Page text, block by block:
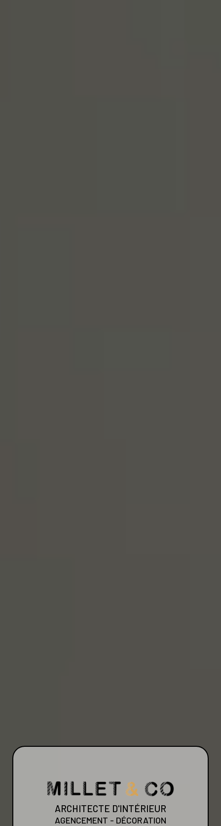
ARCHITECTE D'INTÉRIEUR
AGENCEMENT - DÉCORATION